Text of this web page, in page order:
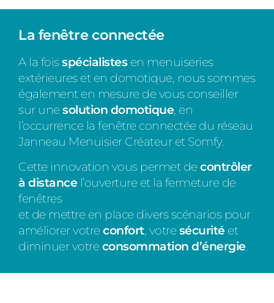
La fenêtre connectée
A la foisspécialistes en menuiseries
extérieures et en domotique, nous sommes
également en mesure de vous conseiller
sur unesolution domotique, en
l’occurrence la fenêtre connectée du réseau
Janneau Menuisier Créateur et Somfy.
Cette innovation vous permet decontrôler
à distance l’ouverture et la fermeture de
fenêtres
et de mettre en place divers scénarios pour
améliorer votreconfort, votresécurité et
diminuer votreconsommation d’énergie.